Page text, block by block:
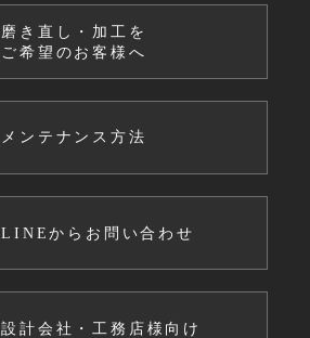
磨き直し・加工を
ご希望のお客様へ
メンテナンス方法
LINEからお問い合わせ
設計会社・工務店様向け